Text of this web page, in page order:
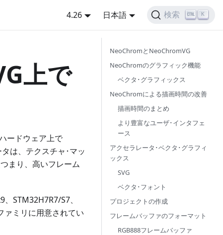
4.26 日本語 検索 K
上で
ードウェア上で
は、テクスチャ･マッ
まり、高いフレーム
STM32H7R7/S7、
ァミリに用意されてい
NeoChromとNeoChromVG
NeoChromのグラフィック機能
ベクタ･グラフィックス
NeoChromによる描画時間の改善
描画時間のまとめ
より豊富なユーザ･インタフェ
ース
アクセラレータ･ベクタ･グラフィ
ックス
SVG
ベクタ･フォント
プロジェクトの作成
フレームバッファのフォーマット
RGB888フレームバッファ